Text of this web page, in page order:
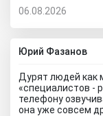
почти не ездила!
расклад не
намного
потерянном
если бы я
82В.
06.08.2026
Юрий Фазанов
Дурят людей как
«специалистов -
телефону
она уже совсем